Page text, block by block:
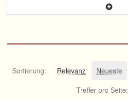
Sortierung: Relevanz Neueste
Treffer pro Seite: